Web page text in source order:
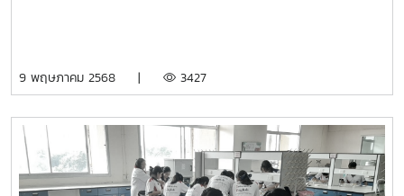
9 พฤษภาคม 2568 | 3427